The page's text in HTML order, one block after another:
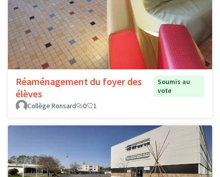
Réaménagement du foyer des
élèves
Soumis au
vote
Collège Ronsard
0 1